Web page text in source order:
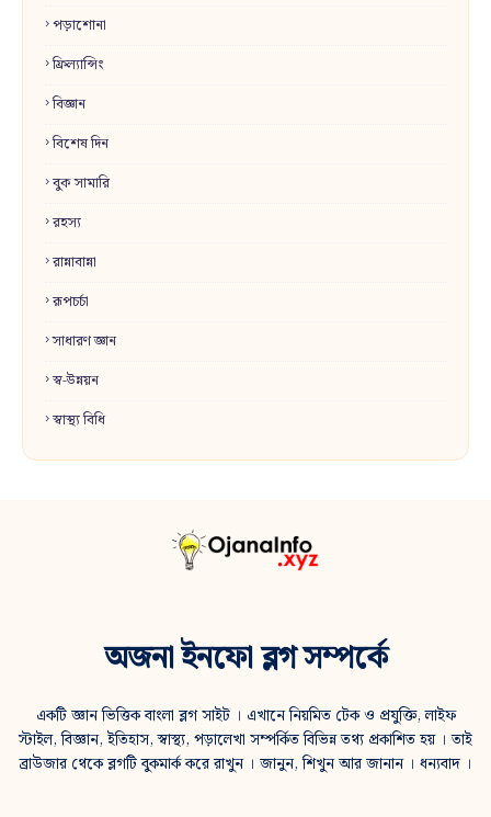
পড়াশোনা
ফ্রিল্যান্সিং
বিজ্ঞান
বিশেষ দিন
বুক সামারি
রহস্য
রান্নাবান্না
রূপচর্চা
সাধারণ জ্ঞান
স্ব-উন্নয়ন
স্বাস্থ্য বিধি
অজনা ইনফো ব্লগ সম্পর্কে
একটি জ্ঞান ভিত্তিক বাংলা ব্লগ সাইট । এখানে নিয়মিত টেক ও প্রযুক্তি, লাইফ
স্টাইল, বিজ্ঞান, ইতিহাস, স্বাস্থ্য, পড়ালেখা সম্পর্কিত বিভিন্ন তথ্য প্রকাশিত হয় । তাই
ব্রাউজার থেকে ব্লগটি বুকমার্ক করে রাখুন । জানুন, শিখুন আর জানান । ধন্যবাদ ।